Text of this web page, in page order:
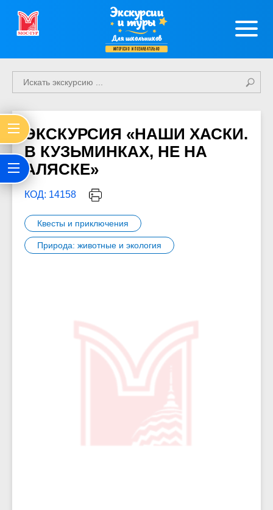
Экскурсии
и туры
Для школьников
интересно и познавательно
ЭКСКУРСИЯ «НАШИ ХАСКИ.
В КУЗЬМИНКАХ, НЕ НА
АЛЯСКЕ»
КОД: 14158
Квесты и приключения
Природа: животные и экология